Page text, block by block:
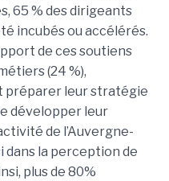
65 % des dirigeants
incubés ou accélérés.
de ces soutiens
(24 %),
leur stratégie
développer leur
de l’Auvergne-
dans la perception de
plus de 80%